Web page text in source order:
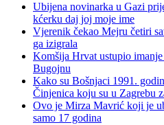
Ubijena novinarka u Gazi
kćerku daj joj moje ime
Vjerenik čekao Mejru četiri
ga izigrala
Komšija Hrvat ustupio
Bugojnu
Kako su Bošnjaci 1991.
Činjenica koju su u Zagrebu
Ovo je Mirza Mavrić koji je
samo 17 godina